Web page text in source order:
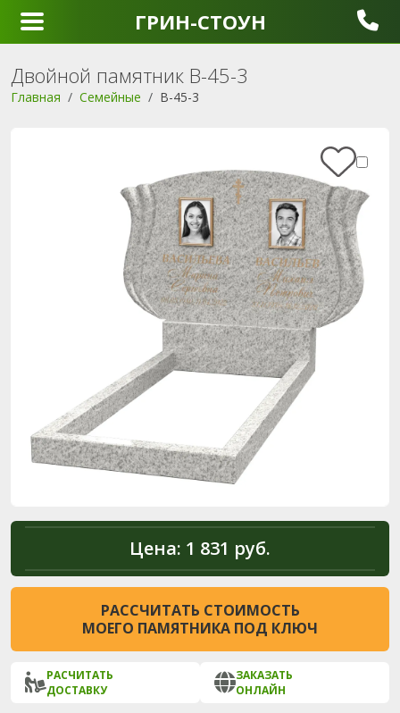
ГРИН-СТОУН
Двойной памятник B-45-3
Главная Семейные B-45-3
Цена: 1 831 руб.
РАССЧИТАТЬ СТОИМОСТЬ
МОЕГО ПАМЯТНИКА ПОД КЛЮЧ
РАСЧИТАТЬ
ДОСТАВКУ
ЗАКАЗАТЬ
ОНЛАЙН